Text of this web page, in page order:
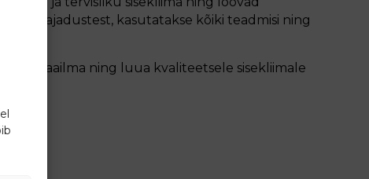
vajadustest, kasutatakse kõiki teadmisi ning
maailma ning luua kvaliteetsele sisekliimale